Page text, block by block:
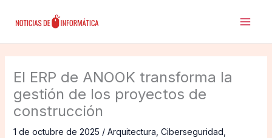
El ERP de ANOOK transforma la
gestión de los proyectos de
construcción
1 de octubre de 2025 / Arquitectura Ciberseguridad